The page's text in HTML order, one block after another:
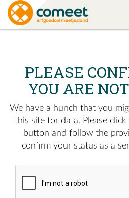
PLEASE
YOU ARE
We have a hunch that you
this site for data. Please
button and follow the
confirm your status as a